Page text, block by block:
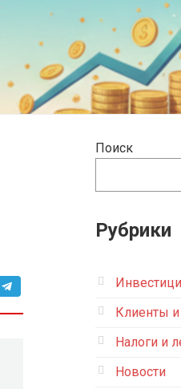
Поиск
Рубрики
Клиенты
Налоги и
Новости